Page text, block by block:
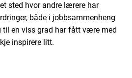
sted hvor andre lærere har
både i jobbsammenheng
til en viss grad har fått være med
inspirere litt.